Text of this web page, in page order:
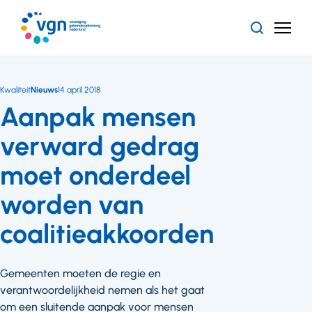
naar
hoofdinhoud
ZoekenMenu
Aanpak mensen
verward gedrag
moet onderdeel
worden van
coalitieakkoorden
KwaliteitNieuws14 april 2018
Gemeenten moeten de regie en
verantwoordelijkheid nemen als het gaat
om een sluitende aanpak voor mensen